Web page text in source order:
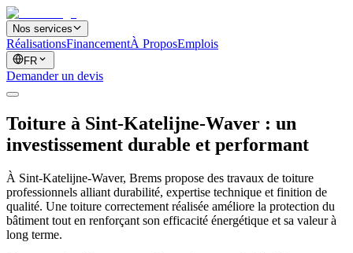
Nos services
RéalisationsFinancementÀ ProposEmplois
FR
Demander un devis
Toiture à Sint-Katelijne-Waver : un
investissement durable et performant
À Sint-Katelijne-Waver, Brems propose des travaux de toiture
professionnels alliant durabilité, expertise technique et finition de
qualité. Une toiture correctement réalisée améliore la protection du
bâtiment tout en renforçant son efficacité énergétique et sa valeur à
long terme.